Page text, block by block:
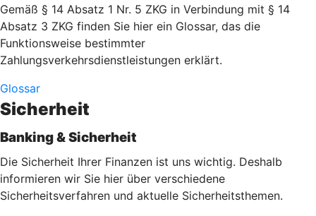
Gemäß § 14 Absatz 1 Nr. 5 ZKG in Verbindung mit § 14
Absatz 3 ZKG finden Sie hier ein Glossar, das die
Funktionsweise bestimmter
Zahlungsverkehrsdienstleistungen erklärt.
Glossar
Sicherheit
Banking & Sicherheit
Die Sicherheit Ihrer Finanzen ist uns wichtig. Deshalb
informieren wir Sie hier über verschiedene
Sicherheitsverfahren und aktuelle Sicherheitsthemen.